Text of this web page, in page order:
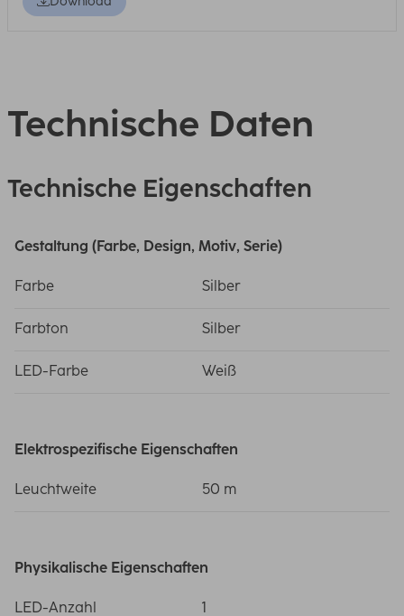
Technische Daten
Technische Eigenschaften
Gestaltung (Farbe, Design, Motiv, Serie)
Farbe Silber
Farbton Silber
LED-Farbe Weiß
Elektrospezifische Eigenschaften
Leuchtweite 50 m
Physikalische Eigenschaften
LED-Anzahl 1